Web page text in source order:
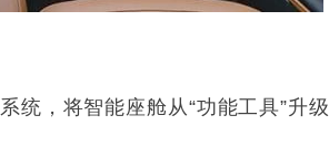
统，将智能座舱从“功能工具”升级